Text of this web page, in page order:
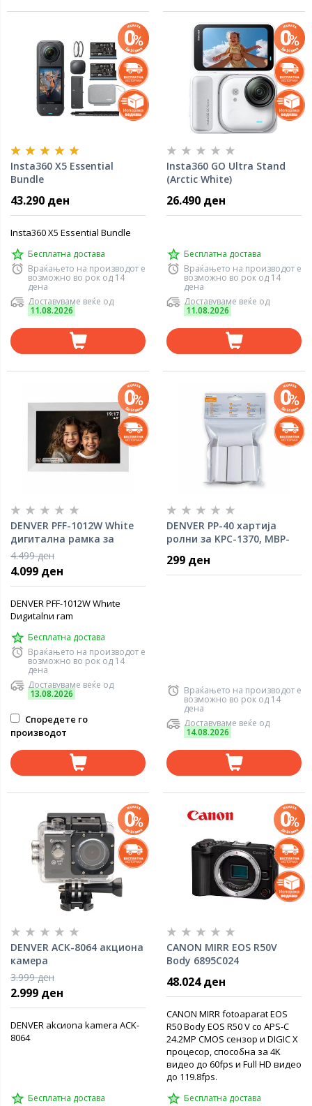
Insta360 X5 Essential
Bundle
43.290 ден
Insta360 X5 Essential Bundle
Бесплатна достава
Враќањето на производот е
возможно во рок од 14
дена
Доставуваме веќе од
11.08.2026
Insta360 GO Ultra Stand
(Arctic White)
26.490 ден
Бесплатна достава
Враќањето на производот е
возможно во рок од 14
дена
Доставуваме веќе од
11.08.2026
DENVER PFF-1012W White
дигитална рамка за
слики
4.499 ден
4.099 ден
DENVER PFF-1012W Whиte
Dиgиtalnи ram
Бесплатна достава
Враќањето на производот е
возможно во рок од 14
дена
Доставуваме веќе од
13.08.2026
Споредете го
производот
DENVER PP-40 хартија
ролни за KPC-1370, MBP-
299 ден
Враќањето на производот е
возможно во рок од 14
дена
Доставуваме веќе од
14.08.2026
DENVER ACK-8064 акциона
камера
3.999 ден
2.999 ден
DENVER akcиona kamera ACK-
8064
Бесплатна достава
CANON MIRR EOS R50V
Body 6895C024
48.024 ден
CANON MIRR fotoaparat EOS
R50 Body EOS R50 V со APS-C
24.2MP CMOS сензор и DIGIC X
процесор, способна за 4K
видео до 60fps и Full HD видео
до 119.8fps.
Бесплатна достава